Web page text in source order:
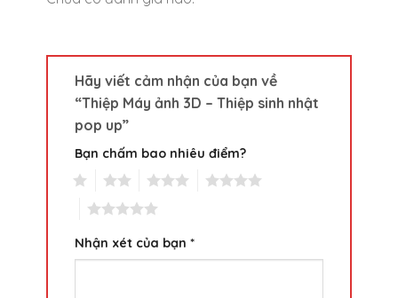
Hãy viết cảm nhận của bạn về
“Thiệp Máy ảnh 3D – Thiệp sinh nhật
pop up”
Bạn chấm bao nhiêu điểm?
Nhận xét của bạn *